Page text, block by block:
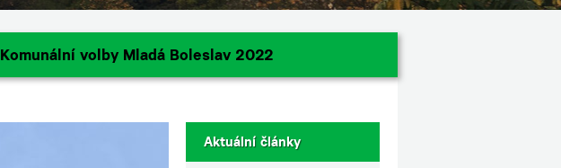
Komunální volby Mladá Boleslav 2022
Aktuální články